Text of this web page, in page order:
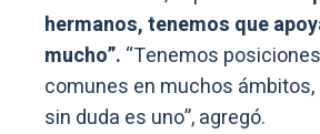
hermanos, tenemos que
mucho”. “Tenemos
comunes en muchos
sin duda es uno”, agregó.